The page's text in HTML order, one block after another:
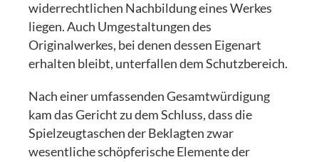
widerrechtlichen Nachbildung eines Werkes
liegen. Auch Umgestaltungen des
Originalwerkes, bei denen dessen Eigenart
erhalten bleibt, unterfallen dem Schutzbereich.
Nach einer umfassenden Gesamtwürdigung
kam das Gericht zu dem Schluss, dass die
Spielzeugtaschen der Beklagten zwar
wesentliche schöpferische Elemente der